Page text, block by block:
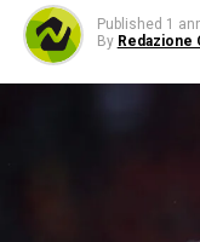
Published 1
By Redazione